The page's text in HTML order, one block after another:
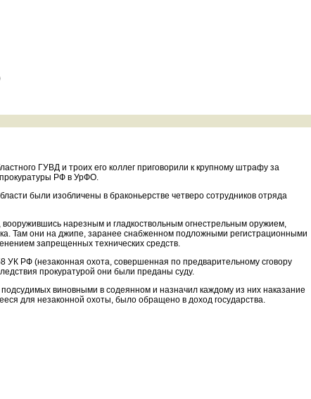
ГУВД и троих его коллег приговорили к крупному штрафу за
РФ в УрФО.
были изобличены в браконьерстве четверо сотрудников отряда
нарезным и гладкоствольным огнестрельным оружием,
Там они на джипе, заранее снабженном подложными регистрационными
запрещенных технических средств.
УК РФ (незаконная охота, совершенная по предварительному сговору
прокуратурой они были преданы суду.
виновными в содеянном и назначил каждому из них наказание
для незаконной охоты, было обращено в доход государства.